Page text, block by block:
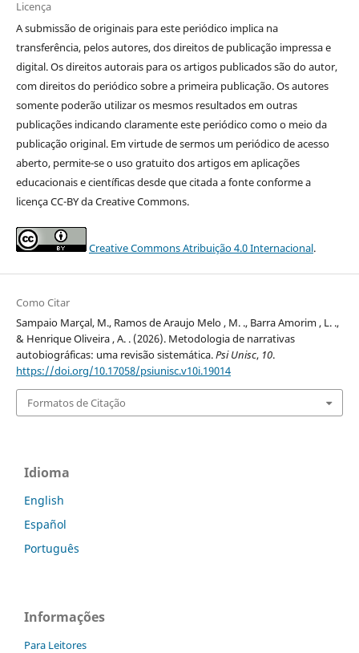
Licença
A submissão de originais para este periódico implica na
transferência, pelos autores, dos direitos de publicação impressa e
digital. Os direitos autorais para os artigos publicados são do autor,
com direitos do periódico sobre a primeira publicação. Os autores
somente poderão utilizar os mesmos resultados em outras
publicações indicando claramente este periódico como o meio da
publicação original. Em virtude de sermos um periódico de acesso
aberto, permite-se o uso gratuito dos artigos em aplicações
educacionais e científicas desde que citada a fonte conforme a
licença CC-BY da Creative Commons.
Creative Commons Atribuição 4.0 Internacional.
Como Citar
Sampaio Marçal, M., Ramos de Araujo Melo , M. ., Barra Amorim , L. .,
& Henrique Oliveira , A. . (2026). Metodologia de narrativas
autobiográficas: uma revisão sistemática.Psi Unisc, 10.
https://doi.org/10.17058/psiunisc.v10i.19014
Formatos de Citação
Idioma
English
Español
Português
Informações
Para Leitores